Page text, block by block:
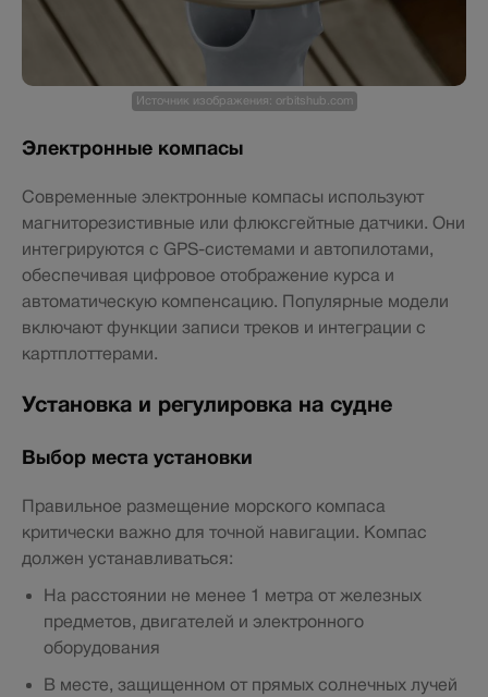
Источник изображения: orbitshub.com
Электронные компасы
Современные электронные компасы используют
магниторезистивные или флюксгейтные датчики. Они
интегрируются с GPS-системами и автопилотами,
обеспечивая цифровое отображение курса и
автоматическую компенсацию. Популярные модели
включают функции записи треков и интеграции с
картплоттерами.
Установка и регулировка на судне
Выбор места установки
Правильное размещение морского компаса
критически важно для точной навигации. Компас
должен устанавливаться:
На расстоянии не менее 1 метра от железных
предметов, двигателей и электронного
оборудования
В месте, защищенном от прямых солнечных лучей